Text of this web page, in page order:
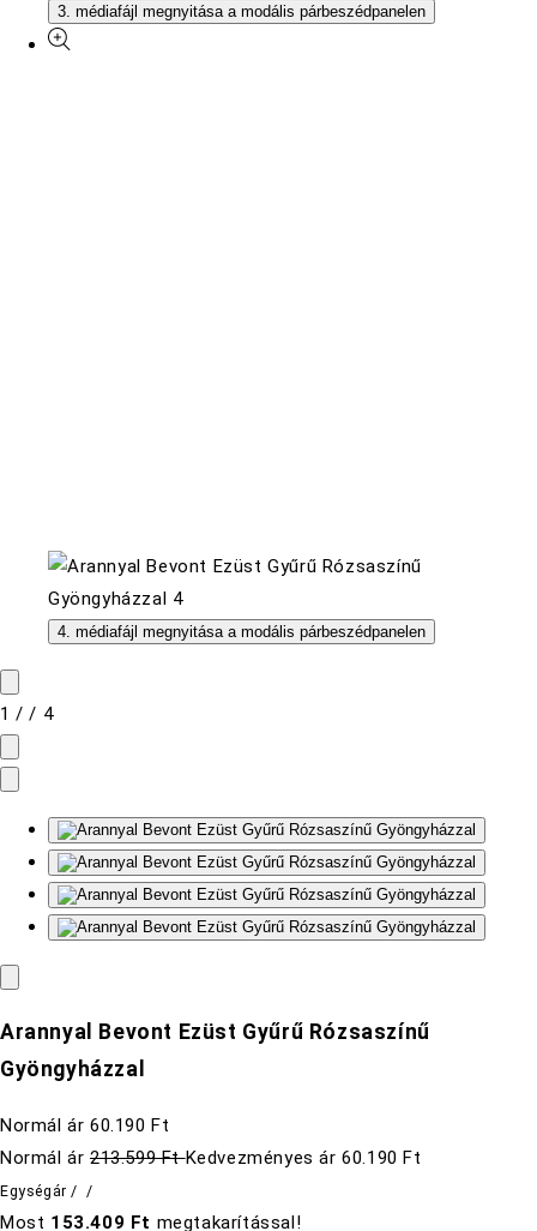
3. médiafájl megnyitása a modális párbeszédpanelen
4. médiafájl megnyitása a modális párbeszédpanelen
1 // 4
Arannyal Bevont Ezüst Gyűrű Rózsaszínű
Gyöngyházzal
Normál ár 60.190 Ft
Normál ár 213.599 FtKedvezményes ár 60.190 Ft
Egységár / /
Most 153.409 Ft megtakarítással!